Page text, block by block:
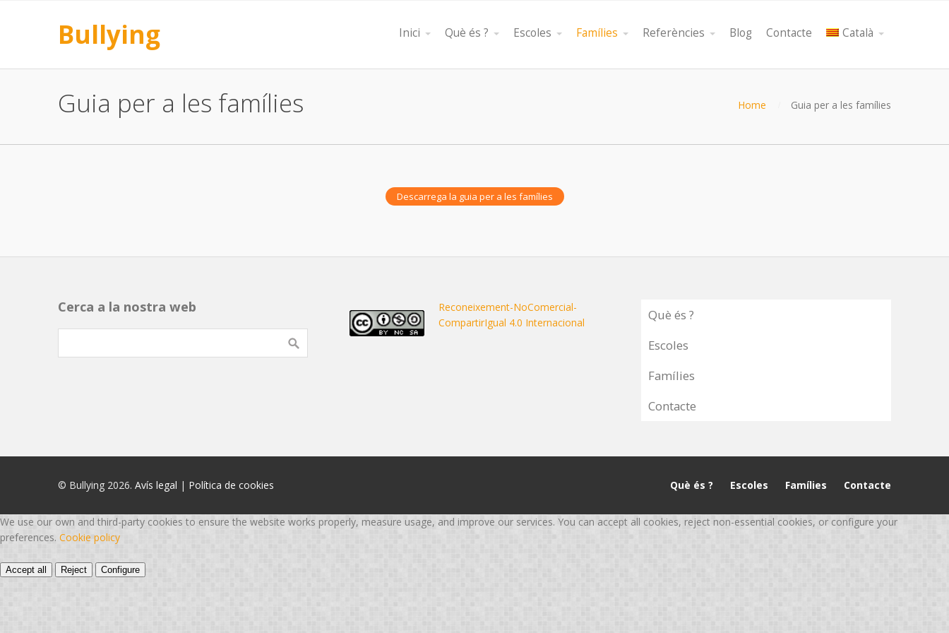
Bullying Inici Què és ? Escoles Famílies Referències Blog Contacte Català
Guia per a les famílies Home Guia per a les famílies
Descarrega la guia per a les famílies
Cerca a la nostra web
Reconeixement-NoComercial-
CompartirIgual 4.0 Internacional
Què és ?
Escoles
Famílies
Contacte
Què és ? Escoles Famílies Contacte
© Bullying 2026. Avís legal | Política de cookies
We use our own and third-party cookies to ensure the website works properly, measure usage, and improve our services. You can accept all cookies, reject non-essential cookies, or configure your
preferences. Cookie policy
Accept all Reject Configure